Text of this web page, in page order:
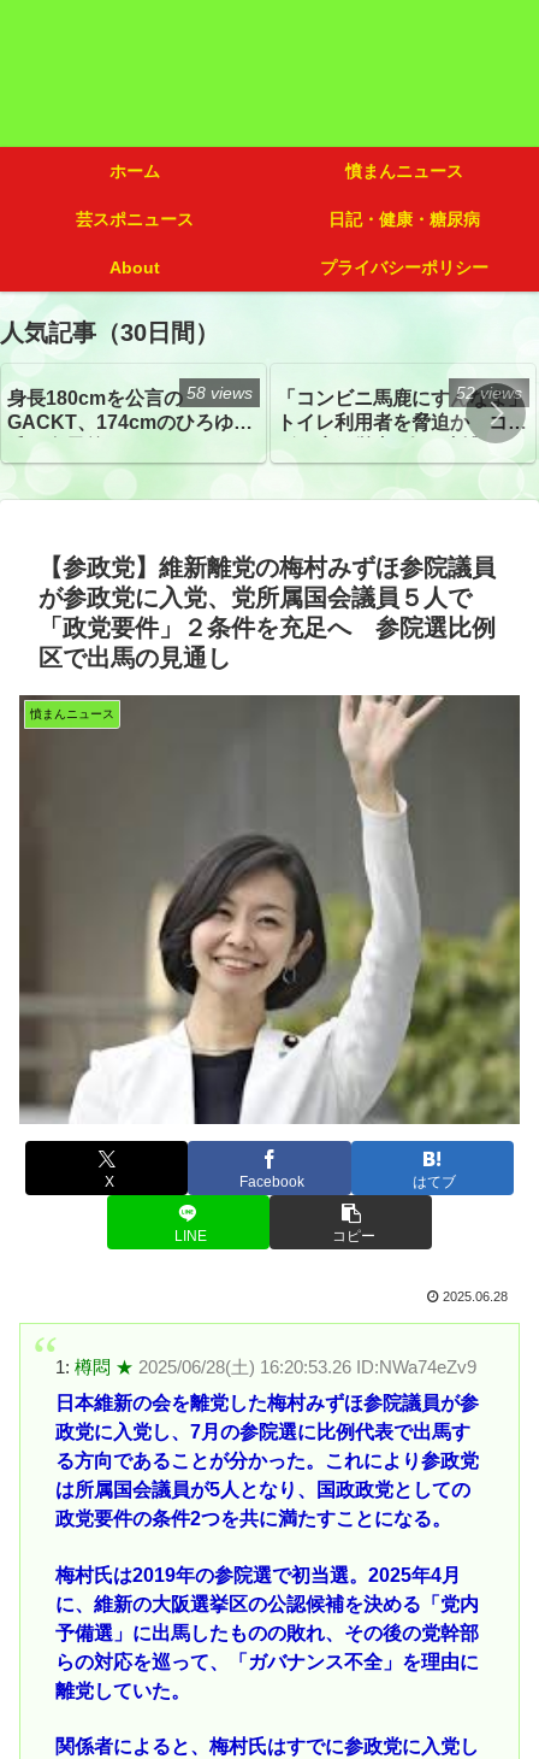
ホーム 憤まんニュース
芸スポニュース 日記・健康・糖尿病
About プライバシーポリシー
人気記事（30日間）
身長180cmを公言の
GACKT、174cmのひろゆき
トざわつき イベントでの写
真が話題
58 views
「コンビニ馬鹿にすんなよ」
トイレ利用者を脅迫か コン
52 views
【参政党】維新離党の梅村みずほ参院議員
が参政党に入党、党所属国会議員５人で
「政党要件」２条件を充足へ 参院選比例
区で出馬の見通し
憤まんニュース
X Facebook はてブ
LINE コピー
2025.06.28
1: 樽悶 ★ 2025/06/28(土) 16:20:53.26 ID:NWa74eZv9
日本維新の会を離党した梅村みずほ参院議員が参
政党に入党し、7月の参院選に比例代表で出馬す
る方向であることが分かった。これにより参政党
は所属国会議員が5人となり、国政政党としての
政党要件の条件2つを共に満たすことになる。
梅村氏は2019年の参院選で初当選。2025年4月
に、維新の大阪選挙区の公認候補を決める「党内
予備選」に出馬したものの敗れ、その後の党幹部
らの対応を巡って、「ガバナンス不全」を理由に
離党していた。
関係者によると、梅村氏はすでに参政党に入党し